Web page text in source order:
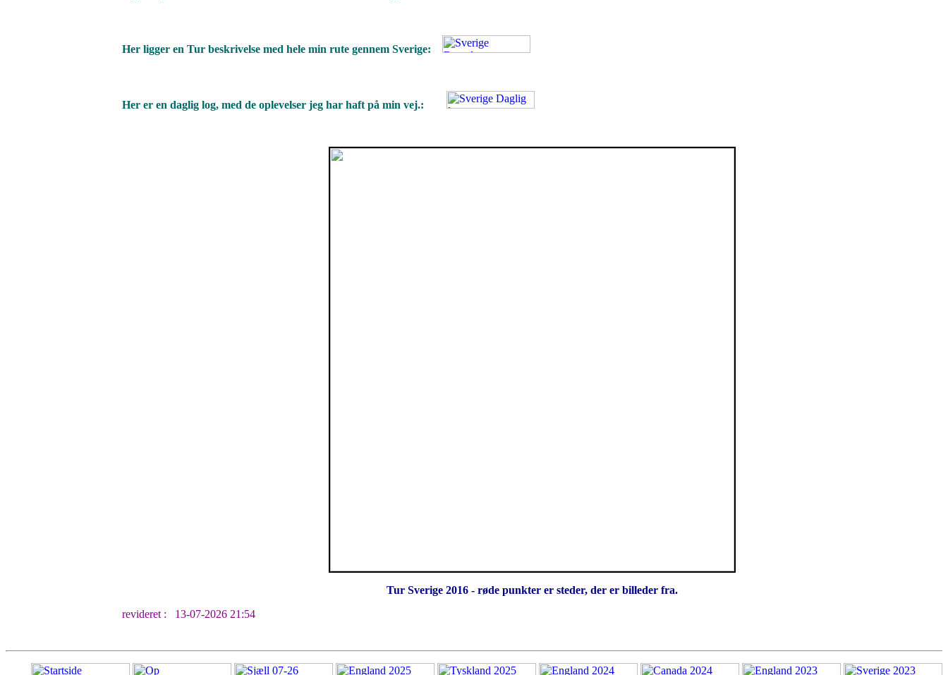
Her ligger en Tur beskrivelse med hele min rute gennem Sverige:
Her er en daglig log, med de oplevelser jeg har haft på min vej.:
Tur Sverige 2016 - røde punkter er steder, der er billeder fra.
revideret : 13-07-2026 21:54